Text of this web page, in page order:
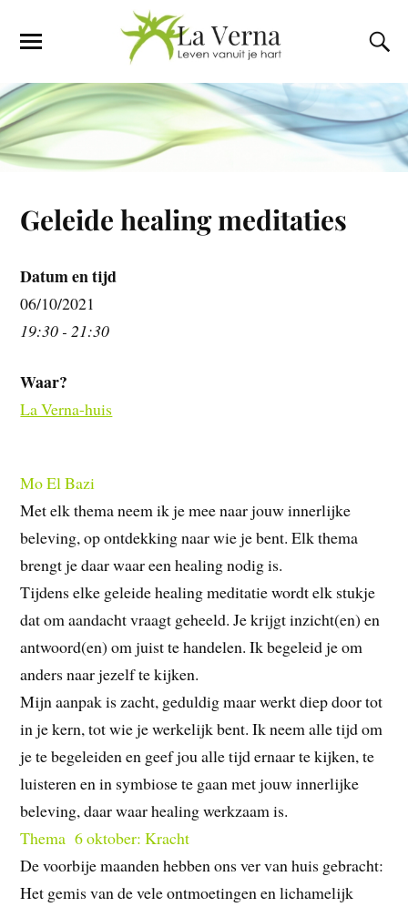
Geleide healing meditaties
Datum en tijd
06/10/2021
19:30 - 21:30
Waar?
La Verna-huis
Mo El Bazi
Met elk thema neem ik je mee naar jouw innerlijke
beleving, op ontdekking naar wie je bent. Elk thema
brengt je daar waar een healing nodig is.
Tijdens elke geleide healing meditatie wordt elk stukje
dat om aandacht vraagt geheeld. Je krijgt inzicht(en) en
antwoord(en) om juist te handelen. Ik begeleid je om
anders naar jezelf te kijken.
Mijn aanpak is zacht, geduldig maar werkt diep door tot
in je kern, tot wie je werkelijk bent. Ik neem alle tijd om
je te begeleiden en geef jou alle tijd ernaar te kijken, te
luisteren en in symbiose te gaan met jouw innerlijke
beleving, daar waar healing werkzaam is.
Thema 6 oktober: Kracht
De voorbije maanden hebben ons ver van huis gebracht:
Het gemis van de vele ontmoetingen en lichamelijk